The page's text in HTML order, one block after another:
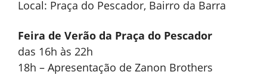
Local: Praça do Pescador, Bairro da Barra
Feira de Verão da Praça do Pescador
das 16h às 22h
18h – Apresentação de Zanon Brothers